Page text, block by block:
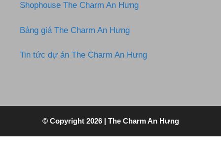
Shophouse The Charm An Hưng
Bảng giá The Charm An Hưng
Tin tức dự án The Charm An Hưng
© Copyright 2026 | The Charm An Hưng